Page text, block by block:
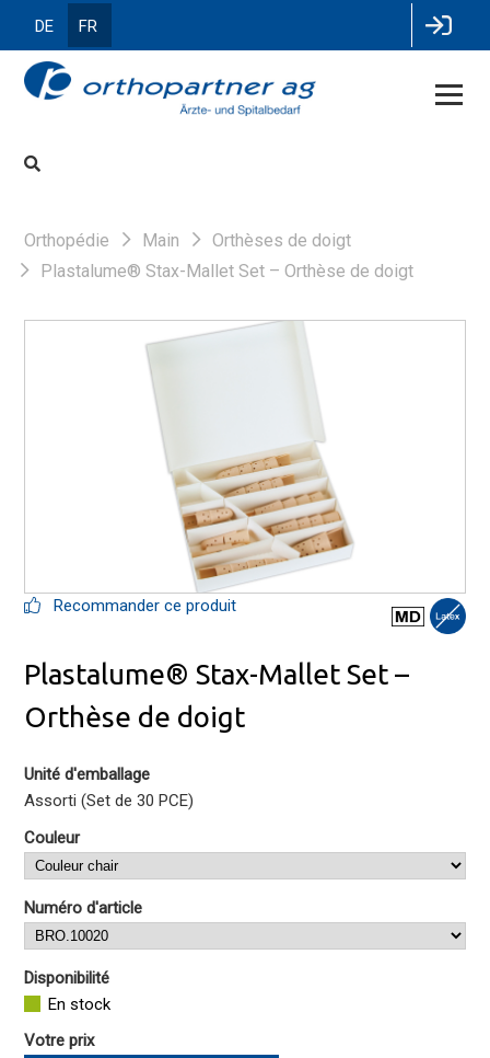
DE FR
Orthopédie Main
Orthèses de doigt
Plastalume® Stax-Mallet Set – Orthèse de doigt
Recommander ce produit
Plastalume® Stax-Mallet Set –
Orthèse de doigt
Unité d'emballage
Assorti (Set de 30 PCE)
Couleur
Numéro d'article
Disponibilité
En stock
Votre prix